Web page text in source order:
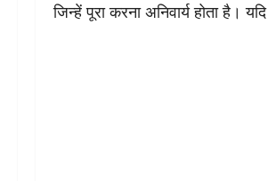
जिन्हें पूरा करना अनिवार्य होता है।